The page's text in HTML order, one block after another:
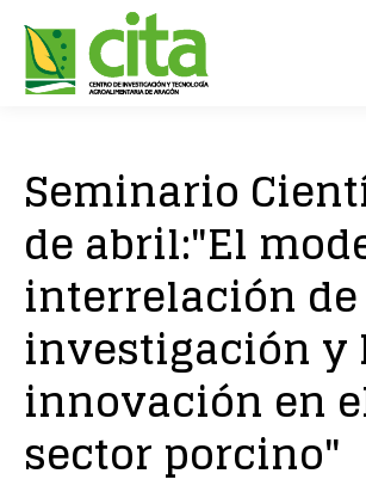
Seminario
de abril:"El
interrelación
investigación y
innovación en
sector porcino"